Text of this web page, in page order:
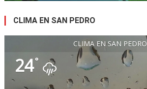
CLIMA EN SAN PEDRO
CLIMA EN SAN PEDRO
24°